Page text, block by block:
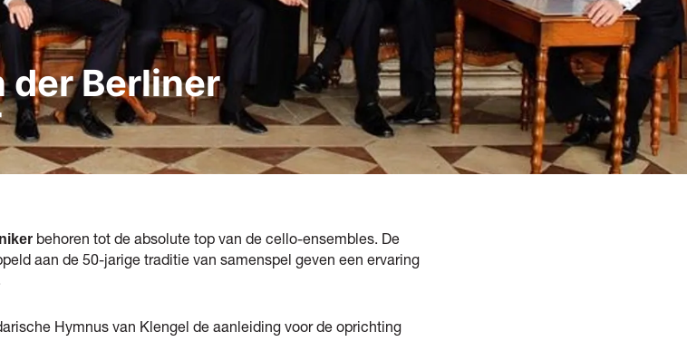
der Berliner
behoren tot de absolute top van de cello-ensembles. De
aan de 50-jarige traditie van samenspel geven een ervaring
Hymnus van Klengel de aanleiding voor de oprichting